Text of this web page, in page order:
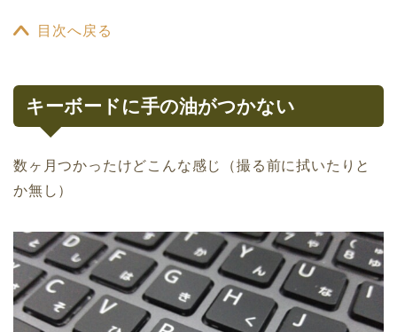
目次へ戻る
キーボードに手の油がつかない
数ヶ月つかったけどこんな感じ（撮る前に拭いたりと
か無し）